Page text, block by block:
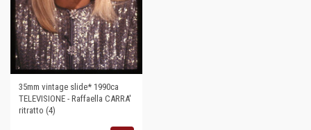
35mm vintage slide* 1990ca
TELEVISIONE - Raffaella CARRA'
ritratto (4)